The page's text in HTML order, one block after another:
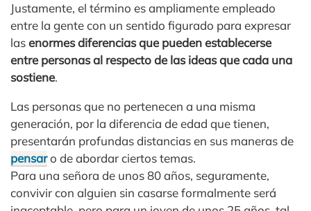
Justamente, el término es ampliamente empleado
entre la gente con un sentido figurado para expresar
lasenormes diferencias que pueden establecerse
entre personas al respecto de las ideas que cada una
sostiene.
Las personas que no pertenecen a una misma
generación, por la diferencia de edad que tienen,
presentarán profundas distancias en sus maneras de
pensaro de abordar ciertos temas.
Para una señora de unos 80 años, seguramente,
convivir con alguien sin casarse formalmente será